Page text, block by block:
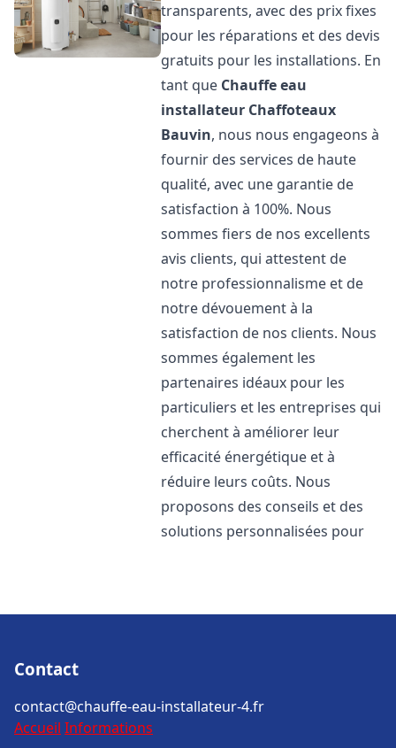
transparents, avec des prix fixes
pour les réparations et des devis
gratuits pour les installations. En
tant que Chauffe eau
installateur Chaffoteaux
Bauvin, nous nous engageons à
fournir des services de haute
qualité, avec une garantie de
satisfaction à 100%. Nous
sommes fiers de nos excellents
avis clients, qui attestent de
notre professionnalisme et de
notre dévouement à la
satisfaction de nos clients. Nous
sommes également les
partenaires idéaux pour les
particuliers et les entreprises qui
cherchent à améliorer leur
efficacité énergétique et à
réduire leurs coûts. Nous
proposons des conseils et des
solutions personnalisées pour
Contact
contact@chauffe-eau-installateur-4.fr
Accueil Informations